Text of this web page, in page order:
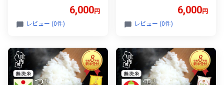
形 庄内平野 コシヒカリの
原点、亀の尾発祥の地 庄
6,000円
レビュー (0件)
単一原料米 山形 庄内平野
コシヒカリの原点、亀の尾
6,000円
レビュー (0件)